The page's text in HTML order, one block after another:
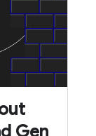
Gen